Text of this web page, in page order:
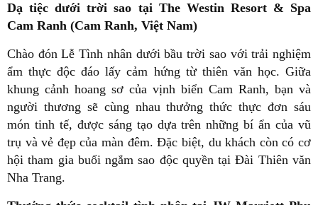
Dạ tiệc dưới trời sao tại The Westin Resort & Spa
Cam Ranh (Cam Ranh, Việt Nam)
Chào đón Lễ Tình nhân dưới bầu trời sao với trải nghiệm
ẩm thực độc đáo lấy cảm hứng từ thiên văn học. Giữa
khung cảnh hoang sơ của vịnh biển Cam Ranh, bạn và
người thương sẽ cùng nhau thưởng thức thực đơn sáu
món tinh tế, được sáng tạo dựa trên những bí ẩn của vũ
trụ và vẻ đẹp của màn đêm. Đặc biệt, du khách còn có cơ
hội tham gia buổi ngắm sao độc quyền tại Đài Thiên văn
Nha Trang.